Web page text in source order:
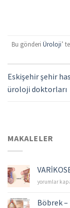
Bu gönderi Üroloji’
Eskişehir şehir
üroloji doktorları
MAKALELER
VARİKOSEL
yorumlar
Böbrek